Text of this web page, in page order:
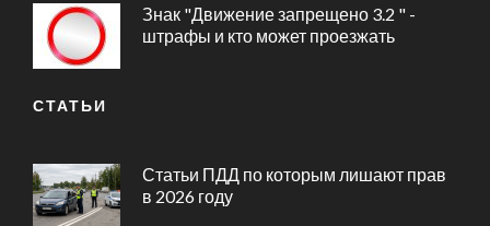
Знак "Движение запрещено 3.2 " -
штрафы и кто может проезжать
СТАТЬИ
Статьи ПДД по которым лишают прав
в 2026 году